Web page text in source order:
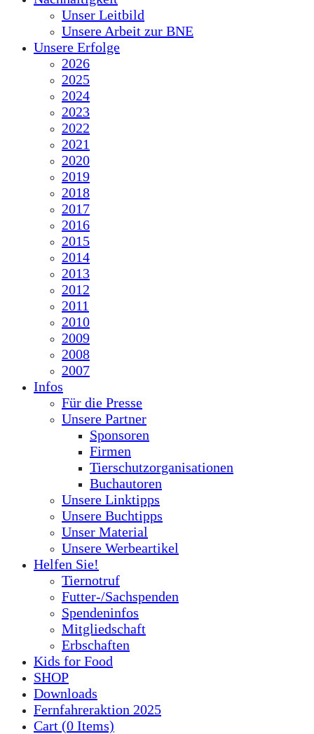
Unser Leitbild
Unsere Arbeit zur BNE
Unsere Erfolge
2026
2025
2024
2023
2022
2021
2020
2019
2018
2017
2016
2015
2014
2013
2012
2011
2010
2009
2008
2007
Infos
Für die Presse
Unsere Partner
Sponsoren
Firmen
Tierschutzorganisationen
Buchautoren
Unsere Linktipps
Unsere Buchtipps
Unser Material
Unsere Werbeartikel
Helfen Sie!
Tiernotruf
Futter-/Sachspenden
Spendeninfos
Mitgliedschaft
Erbschaften
Kids for Food
SHOP
Downloads
Fernfahreraktion 2025
Cart (0 Items)